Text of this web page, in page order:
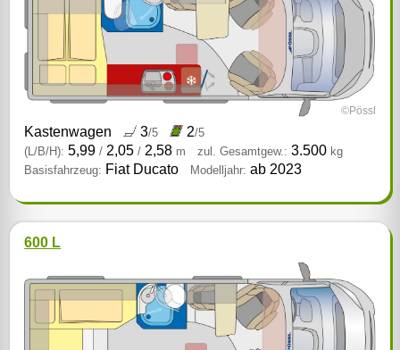
©Pössl
Kastenwagen 3/5 2/5
(L/B/H): 5,99/ 2,05/ 2,58 m zul. Gesamtgew.: 3.500kg
Basisfahrzeug: Fiat Ducato Modelljahr: ab 2023
600 L